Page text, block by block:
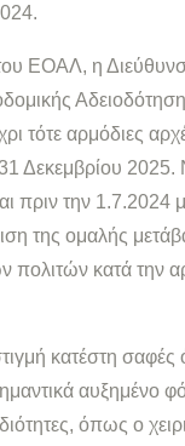
ΕΟΑΛ, η
τότε αρμόδιες
Δεκεμβρίου
πριν την 1.7.2024
της ομαλής
κατά την
κατέστη σαφές
αυξημένο
όπως ο